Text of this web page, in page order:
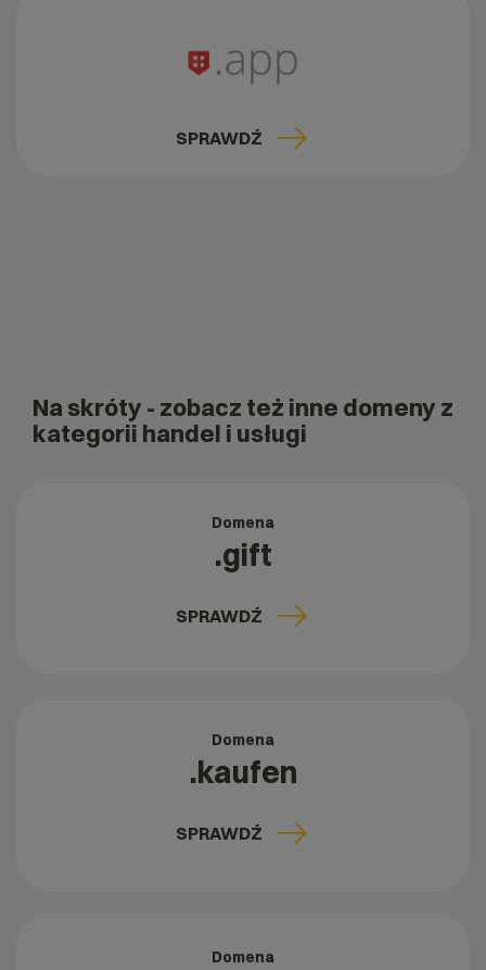
SPRAWDŹ
Na skróty - zobacz też inne domeny z
kategorii handel i usługi
Domena
.gift
SPRAWDŹ
Domena
.kaufen
SPRAWDŹ
Domena